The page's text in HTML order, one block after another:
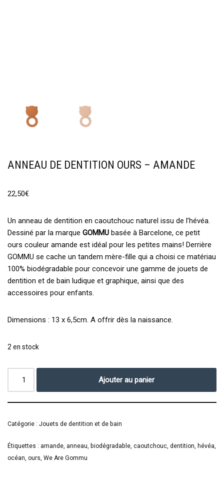
ANNEAU DE DENTITION OURS – AMANDE
22,50€
Un anneau de dentition en caoutchouc naturel issu de l’hévéa.
Dessiné par la marque GOMMU basée à Barcelone, ce petit
ours couleur amande est idéal pour les petites mains! Derrière
GOMMU se cache un tandem mère-fille qui a choisi ce matériau
100% biodégradable pour concevoir une gamme de jouets de
dentition et de bain ludique et graphique, ainsi que des
accessoires pour enfants.
Dimensions : 13 x 6,5cm. A offrir dès la naissance.
2 en stock
Ajouter au panier
Catégorie : Jouets de dentition et de bain
Étiquettes : amande anneau biodégradable caoutchouc dentition hévéa
océan ours We Are Gommu